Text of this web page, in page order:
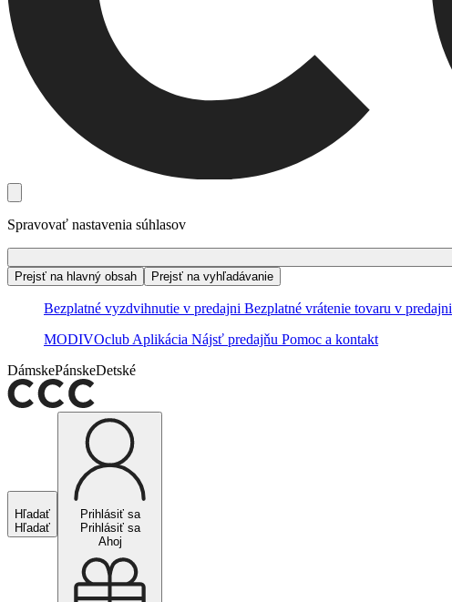
Spravovať nastavenia súhlasov
Prejsť na hlavný obsah
Prejsť na vyhľadávanie
Bezplatné vyzdvihnutie v predajni Bezplatné vrátenie tovaru v predajni
MODIVOclub Aplikácia Nájsť predajňu Pomoc a kontakt
DámskePánskeDetské
Hľadať
Hľadať
Prihlásiť sa
Prihlásiť sa
Ahoj